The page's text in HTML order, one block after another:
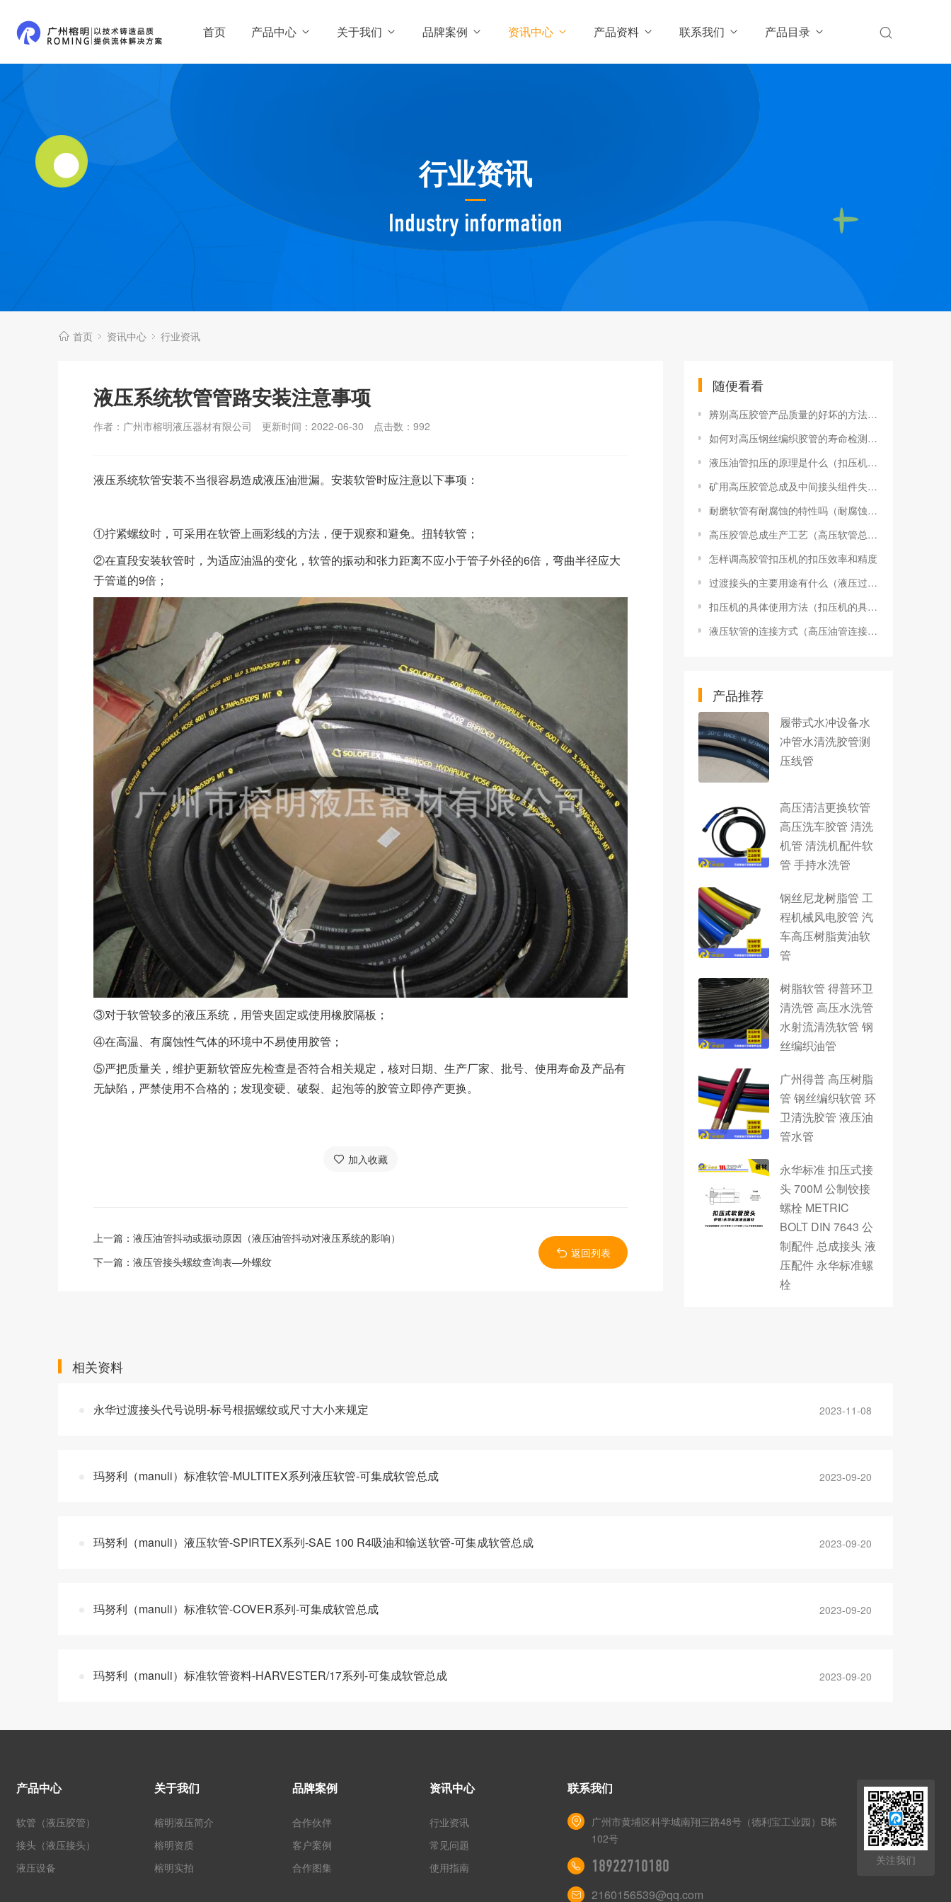
首页 产品中心 关于我们 品牌案例 资讯中心 产品资料 联系我们 产品目录
行业资讯
Industry information
首页 资讯中心 行业资讯
液压系统软管管路安装注意事项
作者：广州市榕明液压器材有限公司 更新时间：2022-06-30 点击数： 992
液压系统软管安装不当很容易造成液压油泄漏。安装软管时应注意以下事项：
①拧紧螺纹时，可采用在软管上画彩线的方法，便于观察和避免。扭转软管；
②在直段安装软管时，为适应油温的变化，软管的振动和张力距离不应小于管子外径的6倍，弯曲半径应大
于管道的9倍；
③对于软管较多的液压系统，用管夹固定或使用橡胶隔板；
④在高温、有腐蚀性气体的环境中不易使用胶管；
⑤严把质量关，维护更新软管应先检查是否符合相关规定，核对日期、生产厂家、批号、使用寿命及产品有
无缺陷，严禁使用不合格的；发现变硬、破裂、起泡等的胶管立即停产更换。
加入收藏
上一篇： 液压油管抖动或振动原因（液压油管抖动对液压系统的影响）
下一篇： 液压管接头螺纹查询表—外螺纹
返回列表
随便看看
辨别高压胶管产品质量的好坏的方法（高压钢丝缠绕胶管的质量如何区分）
如何对高压钢丝编织胶管的寿命检测（高压钢丝缠绕胶管规格标准）
液压油管扣压的原理是什么（扣压机是依靠什么原理实现扣压高压胶管接头的 ）
矿用高压胶管总成及中间接头组件失效七大原因
耐磨软管有耐腐蚀的特性吗（耐腐蚀软管厂家有哪些）
高压胶管总成生产工艺（高压软管总成污染及漏油危害）
怎样调高胶管扣压机的扣压效率和精度
过渡接头的主要用途有什么（液压过渡接头应用中必须留意有哪些问题）
扣压机的具体使用方法（扣压机的具体使用方法）
液压软管的连接方式（高压油管连接方式）
产品推荐
履带式水冲设备水
冲管水清洗胶管测
压线管
高压清洁更换软管
高压洗车胶管 清洗
机管 清洗机配件软
管 手持水洗管
钢丝尼龙树脂管 工
程机械风电胶管 汽
车高压树脂黄油软
管
树脂软管 得普环卫
清洗管 高压水洗管
水射流清洗软管 钢
丝编织油管
广州得普 高压树脂
管 钢丝编织软管 环
卫清洗胶管 液压油
管水管
永华标准 扣压式接
头 700M 公制铰接
螺栓 METRIC
BOLT DIN 7643 公
制配件 总成接头 液
压配件 永华标准螺
栓
相关资料
永华过渡接头代号说明-标号根据螺纹或尺寸大小来规定 2023-11-08
玛努利（manuli）标准软管-MULTITEX系列液压软管-可集成软管总成 2023-09-20
玛努利（manuli）液压软管-SPIRTEX系列-SAE 100 R4吸油和输送软管-可集成软管总成 2023-09-20
玛努利（manuli）标准软管-COVER系列-可集成软管总成 2023-09-20
玛努利（manuli）标准软管资料-HARVESTER/17系列-可集成软管总成 2023-09-20
产品中心
软管（液压胶管）
接头（液压接头）
液压设备
关于我们
榕明液压简介
榕明资质
榕明实拍
品牌案例
合作伙伴
客户案例
合作图集
资讯中心
行业资讯
常见问题
使用指南
联系我们
广州市黄埔区科学城南翔三路48号（德利宝工业园）B栋
102号
18922710180
2160156539@qq.com
关注我们